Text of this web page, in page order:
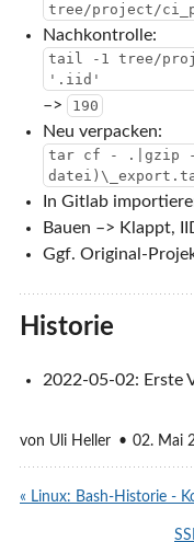
tree/project/
Nachkontrolle:
tail -1 tree/
'.iid'
–> 190
Neu verpacken:
tar cf - .|gzip -
In Gitlab
Bauen –> Klappt,
Ggf. Original-
Historie
2022-05-02: Erste
von Uli Heller 02. Mai
« Linux: Bash-Historie -